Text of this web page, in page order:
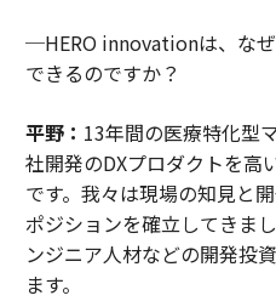
─HERO innovationは、な
できるのですか？
平野： 13年間の医療特化型
社開発のDXプロダクトを高
です。我々は現場の知見と
ポジションを確立してきま
ンジニア人材などの開発投
ます。